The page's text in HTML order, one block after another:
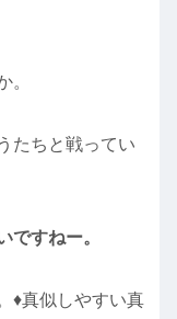
。
たちと戦ってい
ですねー。
♦真似しやすい真